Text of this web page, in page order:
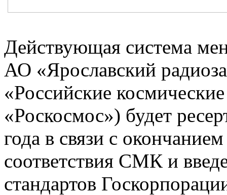
Действующая система
АО «Ярославский
«Российские
«Роскосмос») будет
года в связи с
соответствия СМК и
стандартов